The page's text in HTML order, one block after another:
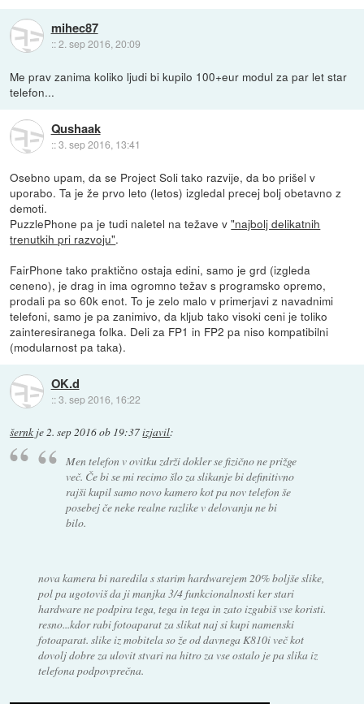
mihec87
::2. sep 2016, 20:09
Me prav zanima koliko ljudi bi kupilo 100+eur modul za par let star
telefon...
Qushaak
::3. sep 2016, 13:41
Osebno upam, da se Project Soli tako razvije, da bo prišel v
uporabo. Ta je že prvo leto (letos) izgledal precej bolj obetavno z
demoti.
PuzzlePhone pa je tudi naletel na težave v"najbolj delikatnih
trenutkih pri razvoju".
FairPhone tako praktično ostaja edini, samo je grd (izgleda
ceneno), je drag in ima ogromno težav s programsko opremo,
prodali pa so 60k enot. To je zelo malo v primerjavi z navadnimi
telefoni, samo je pa zanimivo, da kljub tako visoki ceni je toliko
zainteresiranega folka. Deli za FP1 in FP2 pa niso kompatibilni
(modularnost pa taka).
OK.d
::3. sep 2016, 16:22
šernk je2. sep 2016 ob 19:37izjavil:
Men telefon v ovitku zdrži dokler se fizično ne prižge
več. Če bi se mi recimo šlo za slikanje bi definitivno
rajši kupil samo novo kamero kot pa nov telefon še
posebej če neke realne razlike v delovanju ne bi
bilo.
nova kamera bi naredila s starim hardwarejem 20% boljše slike,
pol pa ugotoviš da ji manjka 3/4 funkcionalnosti ker stari
hardware ne podpira tega, tega in tega in zato izgubiš vse koristi.
resno...kdor rabi fotoaparat za slikat naj si kupi namenski
fotoaparat. slike iz mobitela so že od davnega K810i več kot
dovolj dobre za ulovit stvari na hitro za vse ostalo je pa slika iz
telefona podpovprečna.